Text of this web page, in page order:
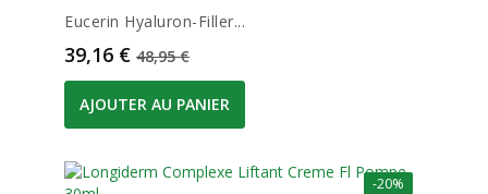
Eucerin Hyaluron-Filler...
Prix
39,16 € Prix de base
48,95 €
AJOUTER AU PANIER
-20%